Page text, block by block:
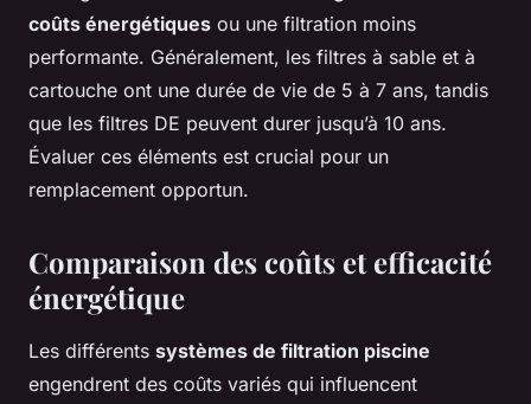
coûts énergétiques ou une filtration moins
performante. Généralement, les filtres à sable et à
cartouche ont une durée de vie de 5 à 7 ans, tandis
que les filtres DE peuvent durer jusqu’à 10 ans.
Évaluer ces éléments est crucial pour un
remplacement opportun.
Comparaison des coûts et efficacité
énergétique
Les différents systèmes de filtration piscine
engendrent des coûts variés qui influencent